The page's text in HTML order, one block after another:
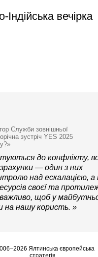
Індійська вечірка
Служби зовнішньої
зустріч YES 2025
до конфлікту,
— один з них
над ескалацією, а
своєї та
щоб у
на нашу користь. »
Ялтинська європейська
стратегія